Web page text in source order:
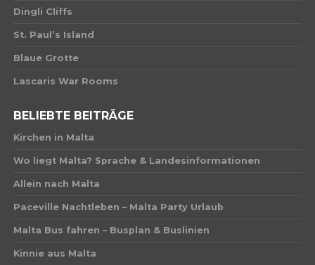
Dingli Cliffs
St. Paul’s Island
Blaue Grotte
Lascaris War Rooms
BELIEBTE BEITRÄGE
Kirchen in Malta
Wo liegt Malta? Sprache & Landesinformationen
Allein nach Malta
Paceville Nachtleben – Malta Party Urlaub
Malta Bus fahren – Busplan & Buslinien
Kinnie aus Malta